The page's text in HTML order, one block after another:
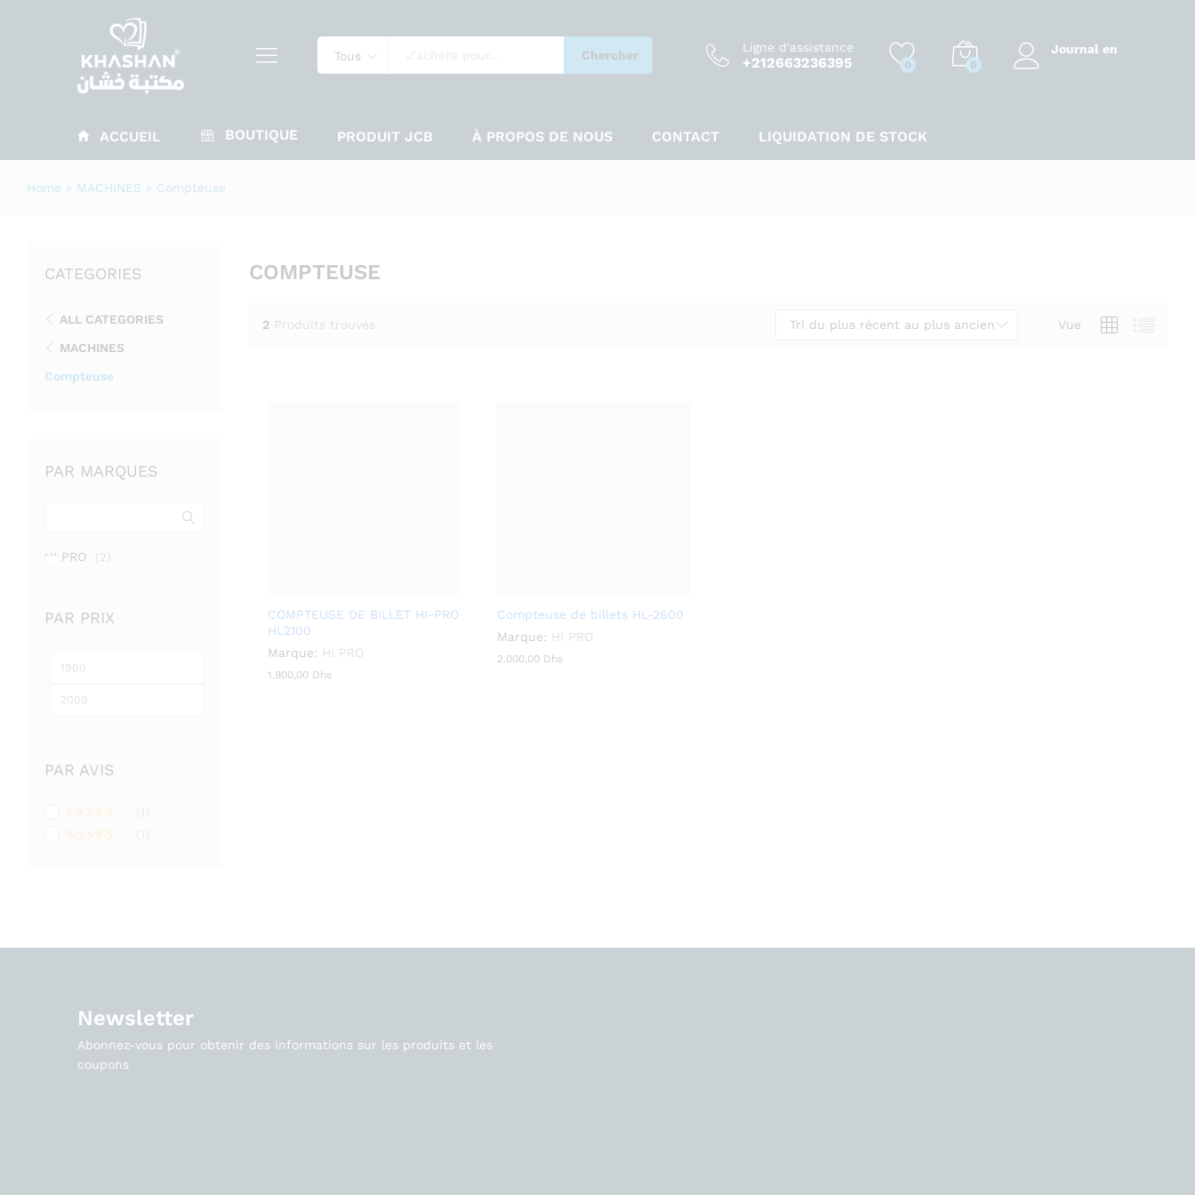
Tous Chercher
Ligne d'assistance
+212663236395 0 0
Journal en
ACCUEIL BOUTIQUE PRODUIT JCB À PROPOS DE NOUS CONTACT LIQUIDATION DE STOCK
Home » MACHINES » Compteuse
COMPTEUSE
2 Produits trouvés Vue
Tri du plus récent au plus ancien
COMPTEUSE DE BILLET HI-PRO
HL2100
Marque: HI PRO
1.900,00 Dhs
1.900,00 Dhs
Compteuse de billets HL-2600
Marque: HI PRO
2.000,00 Dhs
2.000,00 Dhs
CATEGORIES
ALL CATEGORIES
MACHINES
Compteuse
PAR MARQUES
HI PRO (2)
PAR PRIX
PAR AVIS
Note 5 sur
5
Newsletter
Abonnez-vous pour obtenir des informations sur les produits et les
coupons